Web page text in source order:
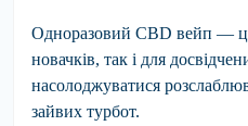
Одноразовий CBD вейп —
новачків, так і для
насолоджуватися
зайвих турбот.